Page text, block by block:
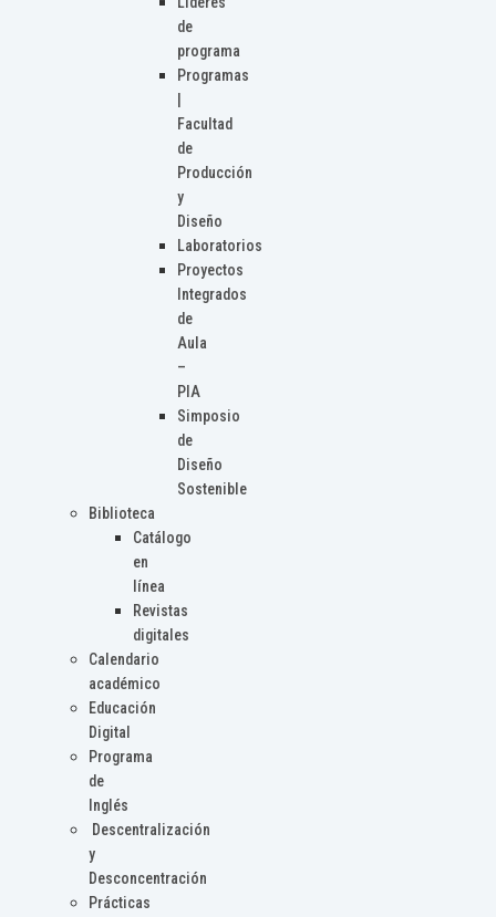
de
programa
Programas
Facultad
de
Producción
y
Diseño
Laboratorios
Proyectos
Integrados
de
Aula
–
PIA
Simposio
de
Diseño
Sostenible
Biblioteca
Catálogo
en
línea
Revistas
digitales
Calendario
académico
Educación
Digital
Programa
de
Inglés
Descentralización
y
Desconcentración
Prácticas